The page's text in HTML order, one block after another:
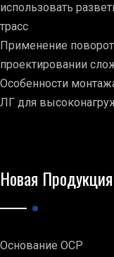
использовать
трасс
Применение
проектировании
Особенности
ЛГ для
Новая Продукция
Основание ОСР